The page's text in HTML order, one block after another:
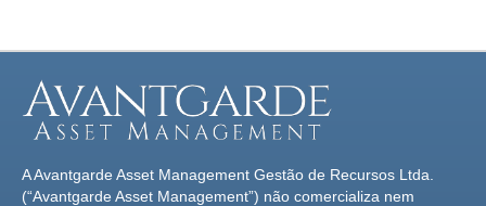
A Avantgarde Asset Management Gestão de Recursos Ltda.
(“Avantgarde Asset Management”) não comercializa nem